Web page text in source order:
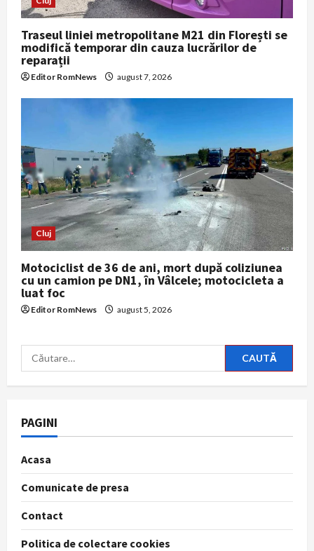
Traseul liniei metropolitane M21 din Florești se
modifică temporar din cauza lucrărilor de
reparații
Editor RomNews august 7, 2026
Cluj
Motociclist de 36 de ani, mort după coliziunea
cu un camion pe DN1, în Vâlcele; motocicleta a
luat foc
Editor RomNews august 5, 2026
Caută
după:
PAGINI
Acasa
Comunicate de presa
Contact
Politica de colectare cookies